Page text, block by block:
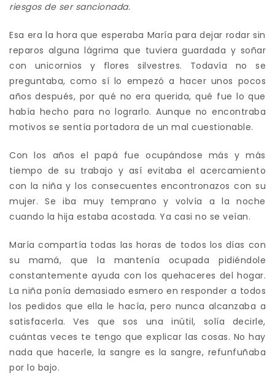
riesgos de ser sancionada.
Esa era la hora que esperaba María para dejar rodar sin
reparos alguna lágrima que tuviera guardada y soñar
con unicornios y flores silvestres. Todavía no se
preguntaba, como sí lo empezó a hacer unos pocos
años después, por qué no era querida, qué fue lo que
había hecho para no lograrlo. Aunque no encontraba
motivos se sentía portadora de un mal cuestionable.
Con los años el papá fue ocupándose más y más
tiempo de su trabajo y así evitaba el acercamiento
con la niña y los consecuentes encontronazos con su
mujer. Se iba muy temprano y volvía a la noche
cuando la hija estaba acostada. Ya casi no se veían.
María compartía todas las horas de todos los días con
su mamá, que la mantenía ocupada pidiéndole
constantemente ayuda con los quehaceres del hogar.
La niña ponía demasiado esmero en responder a todos
los pedidos que ella le hacía, pero nunca alcanzaba a
satisfacerla. Ves que sos una inútil, solía decirle,
cuántas veces te tengo que explicar las cosas. No hay
nada que hacerle, la sangre es la sangre, refunfuñaba
por lo bajo.